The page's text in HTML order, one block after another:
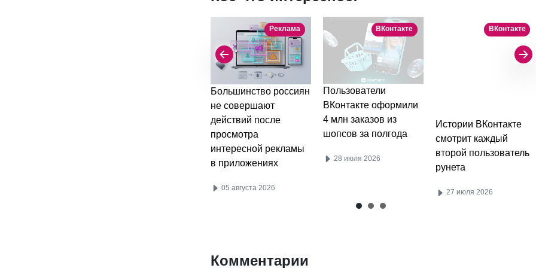
Реклама
Большинство россиян
не совершают
действий после
просмотра
интересной рекламы
в приложениях
05 августа 2026
ВКонтакте
Пользователи
ВКонтакте оформили
4 млн заказов из
шопсов за полгода
28 июля 2026
ВКонтакте
Истории ВКонтакте
смотрит каждый
второй пользователь
рунета
27 июля 2026
Комментарии